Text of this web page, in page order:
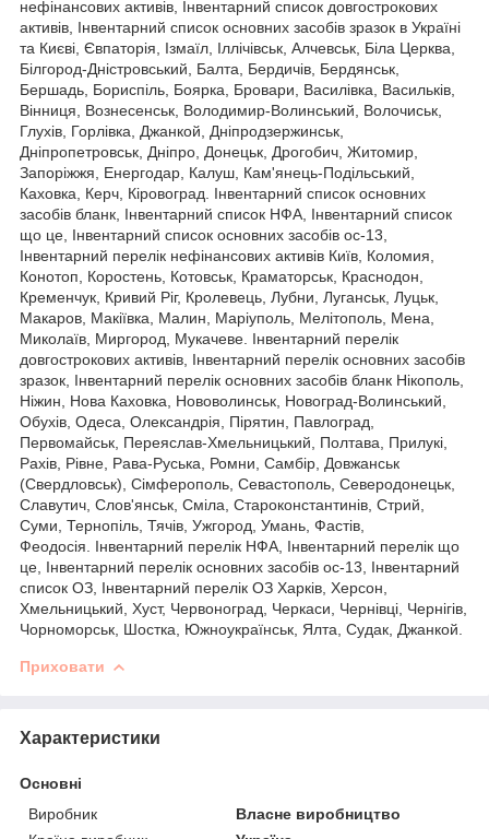
нефінансових активів, Інвентарний список довгострокових
активів, Інвентарний список основних засобів зразок в Україні
та Києві, Євпаторія, Ізмаїл, Іллічівськ, Алчевськ, Біла Церква,
Білгород-Дністровський, Балта, Бердичів, Бердянськ,
Бершадь, Бориспіль, Боярка, Бровари, Василівка, Васильків,
Вінниця, Вознесенськ, Володимир-Волинський, Волочиськ,
Глухів, Горлівка, Джанкой, Дніпродзержинськ,
Дніпропетровськ, Дніпро, Донецьк, Дрогобич, Житомир,
Запоріжжя, Енергодар, Калуш, Кам'янець-Подільський,
Каховка, Керч, Кіровоград. Інвентарний список основних
засобів бланк, Інвентарний список НФА, Інвентарний список
що це, Інвентарний список основних засобів ос-13,
Інвентарний перелік нефінансових активів Київ, Коломия,
Конотоп, Коростень, Котовськ, Краматорськ, Краснодон,
Кременчук, Кривий Ріг, Кролевець, Лубни, Луганськ, Луцьк,
Макаров, Макіївка, Малин, Маріуполь, Мелітополь, Мена,
Миколаїв, Миргород, Мукачеве. Інвентарний перелік
довгострокових активів, Інвентарний перелік основних засобів
зразок, Інвентарний перелік основних засобів бланк Нікополь,
Ніжин, Нова Каховка, Нововолинськ, Новоград-Волинський,
Обухів, Одеса, Олександрія, Пірятин, Павлоград,
Первомайськ, Переяслав-Хмельницький, Полтава, Прилукі,
Рахів, Рівне, Рава-Руська, Ромни, Самбір, Довжанськ
(Свердловськ), Сімферополь, Севастополь, Северодонецьк,
Славутич, Слов'янськ, Сміла, Староконстантинів, Стрий,
Суми, Тернопіль, Тячів, Ужгород, Умань, Фастів,
Феодосія. Інвентарний перелік НФА, Інвентарний перелік що
це, Інвентарний перелік основних засобів ос-13, Інвентарний
список ОЗ, Інвентарний перелік ОЗ Харків, Херсон,
Хмельницький, Хуст, Червоноград, Черкаси, Чернівці, Чернігів,
Чорноморськ, Шостка, Южноукраїнськ, Ялта, Судак, Джанкой.
Приховати
Характеристики
Основні
Виробник
Власне виробництво